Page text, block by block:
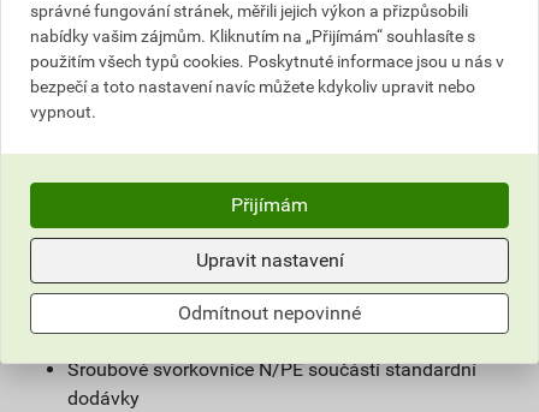
Montáž pod omítku nebo do dutých stěn, barevné
provedení RAL 9016
Montážní hloubka 100 mm
Dvoustupňové řešení – 1. stupeň ochranný kryt, 2.
prosklenými dveřmi IK07)
Plastový otočný zámek, může být zaměněn za
zámek s klíčem
Předlisované otvory nahoře a dole pro přívod kabelů
K dispozici instalační varianta s DIN lištami nebo
multimediální varianta s montážní deskou
Šroubové svorkovnice N/PE součástí standardní
dodávky
správné fungování stránek, měřili jejich výkon a přizpůsobili
nabídky vašim zájmům. Kliknutím na „Přijímám“ souhlasíte s
použitím všech typů cookies. Poskytnuté informace jsou u nás v
bezpečí a toto nastavení navíc můžete kdykoliv upravit nebo
vypnout.
Přijímám
Upravit nastavení
Odmítnout nepovinné